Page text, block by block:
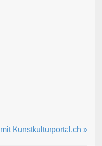
Kunstkulturportal.ch »